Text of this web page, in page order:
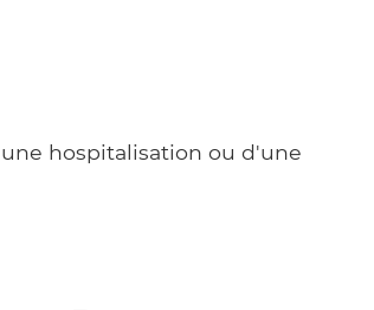
hospitalisation ou d'une